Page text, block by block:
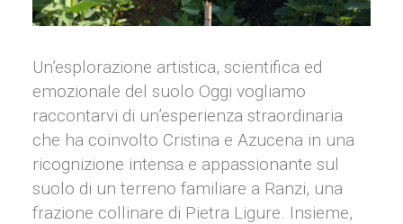
Un’esplorazione artistica, scientifica ed
emozionale del suolo Oggi vogliamo
raccontarvi di un’esperienza straordinaria
che ha coinvolto Cristina e Azucena in una
ricognizione intensa e appassionante sul
suolo di un terreno familiare a Ranzi, una
frazione collinare di Pietra Ligure. Insieme,